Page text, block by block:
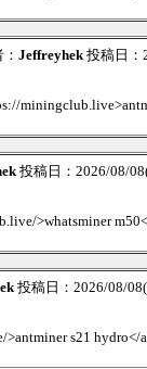
Jeffreyhek投稿日：
投稿日：2026/08/
>whatsminer
投稿日：2026/08/
s21 hydro</